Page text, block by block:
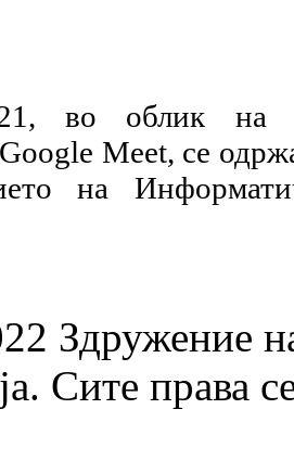
во облик на
Meet, се
на
Здружение
Сите права